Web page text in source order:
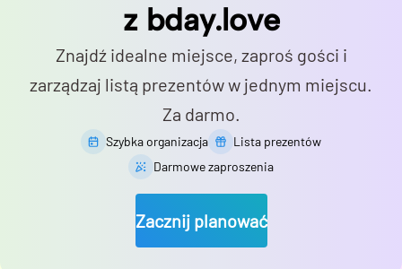
z bday.love
Znajdź idealne miejsce, zaproś gości i
zarządzaj listą prezentów w jednym miejscu.
Za darmo.
Szybka organizacja
Lista prezentów
Darmowe zaproszenia
Zacznij planować